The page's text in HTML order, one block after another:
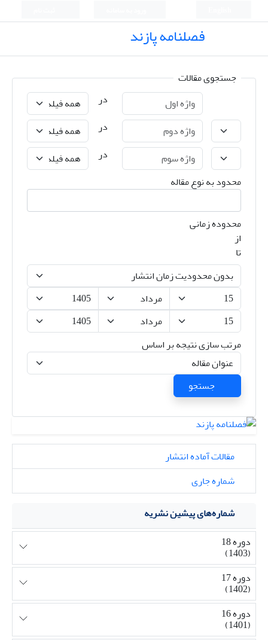
فصلنامه پازند
جستجوی مقالات
در
در
در
محدود به نوع مقاله
محدوده زمانی
از
تا
مرتب سازی نتیجه بر اساس
جستجو
مقالات آماده انتشار
شماره جاری
شماره‌های پیشین نشریه
دوره 18
(1403)
دوره 17
(1402)
دوره 16
(1401)